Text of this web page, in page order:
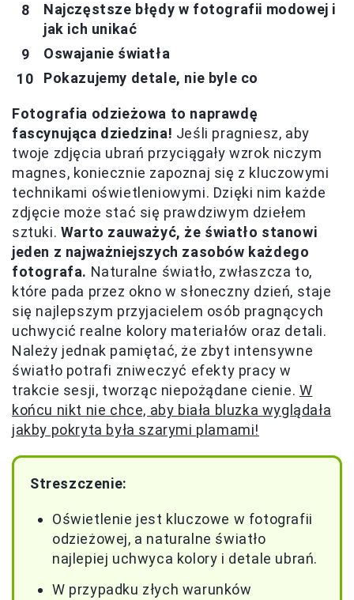
Najczęstsze błędy w fotografii modowej i
jak ich unikać
Oswajanie światła
Pokazujemy detale, nie byle co
Fotografia odzieżowa to naprawdę
fascynująca dziedzina! Jeśli pragniesz, aby
twoje zdjęcia ubrań przyciągały wzrok niczym
magnes, koniecznie zapoznaj się z kluczowymi
technikami oświetleniowymi. Dzięki nim każde
zdjęcie może stać się prawdziwym dziełem
sztuki. Warto zauważyć, że światło stanowi
jeden z najważniejszych zasobów każdego
fotografa. Naturalne światło, zwłaszcza to,
które pada przez okno w słoneczny dzień, staje
się najlepszym przyjacielem osób pragnących
uchwycić realne kolory materiałów oraz detali.
Należy jednak pamiętać, że zbyt intensywne
światło potrafi zniweczyć efekty pracy w
trakcie sesji, tworząc niepożądane cienie. W
końcu nikt nie chce, aby biała bluzka wyglądała
jakby pokryta była szarymi plamami!
Streszczenie:
Oświetlenie jest kluczowe w fotografii
odzieżowej, a naturalne światło
najlepiej uchwyca kolory i detale ubrań.
W przypadku złych warunków